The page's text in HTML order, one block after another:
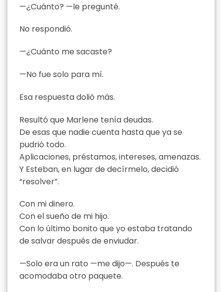
—¿Cuánto? —le pregunté.
No respondió.
—¿Cuánto me sacaste?
—No fue solo para mí.
Esa respuesta dolió más.
Resultó que Marlene tenía deudas.
De esas que nadie cuenta hasta que ya se
pudrió todo.
Aplicaciones, préstamos, intereses, amenazas.
Y Esteban, en lugar de decírmelo, decidió
“resolver”.
Con mi dinero.
Con el sueño de mi hijo.
Con lo último bonito que yo estaba tratando
de salvar después de enviudar.
—Solo era un rato —me dijo—. Después te
acomodaba otro paquete.